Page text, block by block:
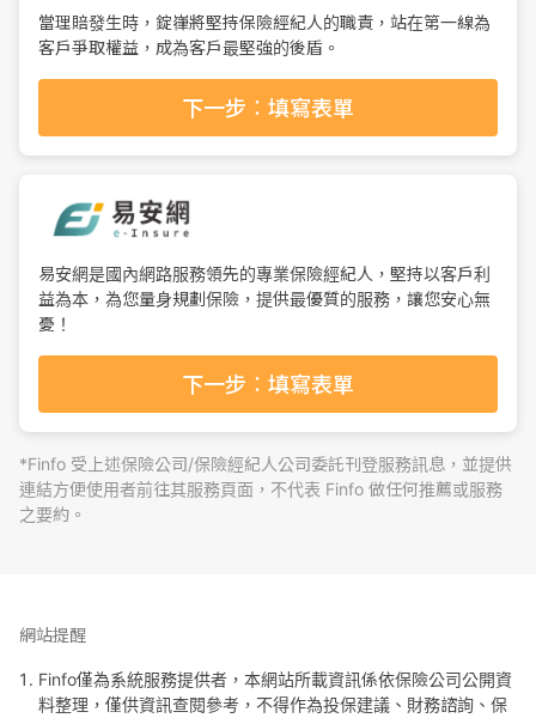
當理賠發生時，錠嵂將堅持保險經紀人的職責，站在第一線為
客戶爭取權益，成為客戶最堅強的後盾。
下一步：填寫表單
易安網是國內網路服務領先的專業保險經紀人，堅持以客戶利
益為本，為您量身規劃保險，提供最優質的服務，讓您安心無
憂！
下一步：填寫表單
*Finfo 受上述保險公司/保險經紀人公司委託刊登服務訊息，並提供
連結方便使用者前往其服務頁面，不代表 Finfo 做任何推薦或服務
之要約。
網站提醒
Finfo僅為系統服務提供者，本網站所載資訊係依保險公司公開資
料整理，僅供資訊查閱參考，不得作為投保建議、財務諮詢、保